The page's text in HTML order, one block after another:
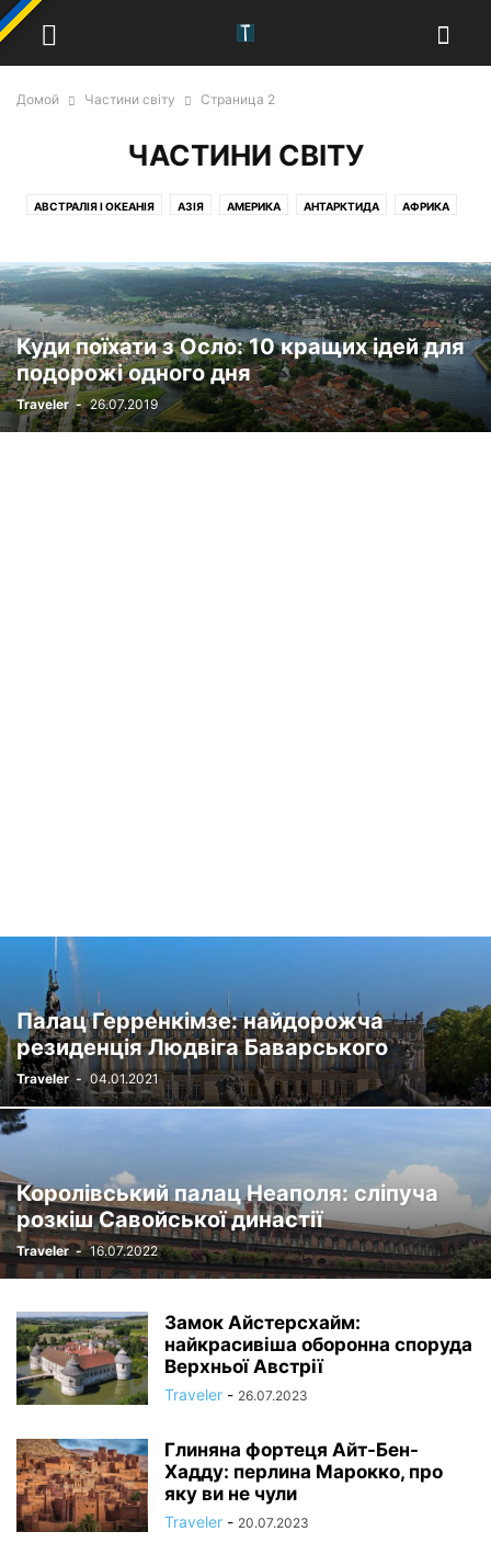
Домой Частини світу Страница 2
ЧАСТИНИ СВІТУ
АВСТРАЛІЯ І ОКЕАНІЯ АЗІЯ АМЕРИКА АНТАРКТИДА АФРИКА
Куди поїхати з Осло: 10 кращих ідей для
подорожі одного дня
Traveler - 26.07.2019
Палац Герренкімзе: найдорожча
резиденція Людвіга Баварського
Traveler - 04.01.2021
Королівський палац Неаполя: сліпуча
розкіш Савойської династії
Traveler - 16.07.2022
Замок Айстерсхайм:
найкрасивіша оборонна споруда
Верхньої Австрії
Traveler - 26.07.2023
Глиняна фортеця Айт-Бен-
Хадду: перлина Марокко, про
яку ви не чули
Traveler - 20.07.2023